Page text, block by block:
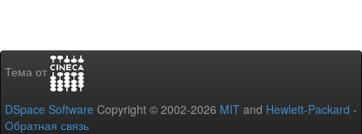
Тема от
DSpace Software Copyright © 2002-2026 MIT and Hewlett-Packard -
Обратная связь